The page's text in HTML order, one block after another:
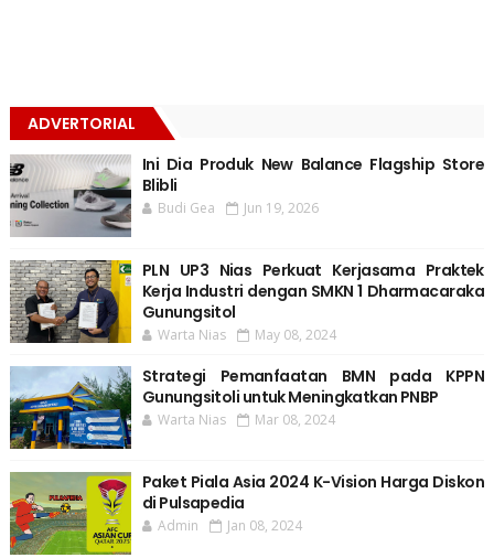
ADVERTORIAL
Ini Dia Produk New Balance Flagship Store
Blibli
Budi Gea Jun 19, 2026
PLN UP3 Nias Perkuat Kerjasama Praktek
Kerja Industri dengan SMKN 1 Dharmacaraka
Gunungsitol
Warta Nias May 08, 2024
Strategi Pemanfaatan BMN pada KPPN
Gunungsitoli untuk Meningkatkan PNBP
Warta Nias Mar 08, 2024
Paket Piala Asia 2024 K-Vision Harga Diskon
di Pulsapedia
Admin Jan 08, 2024